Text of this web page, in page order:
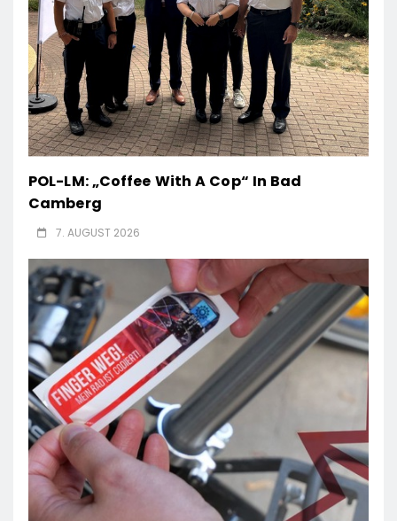
POL-LM: „Coffee With A Cop“ In Bad
Camberg
7. AUGUST 2026